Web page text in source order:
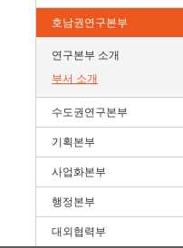
호남권연구본부
연구본부 소개
부서 소개
수도권연구본부
기획본부
사업화본부
행정본부
대외협력부